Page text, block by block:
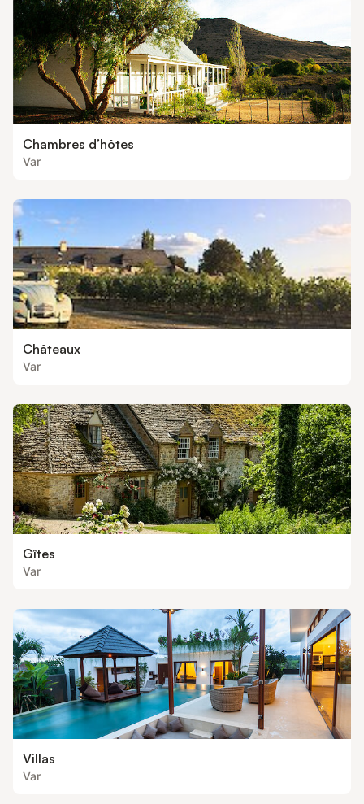
Chambres d’hôtes
Var
Châteaux
Var
Gîtes
Var
Villas
Var